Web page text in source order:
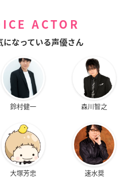
ACTOR
になっている声優さん
鈴村健一 森川智之
大塚芳忠 速水奨